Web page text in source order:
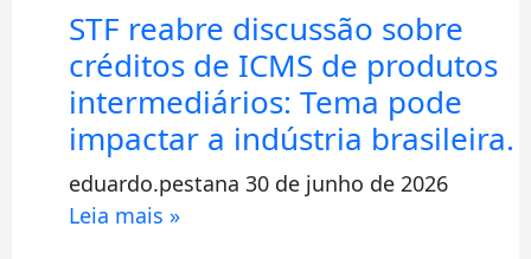
STF reabre discussão sobre
créditos de ICMS de produtos
intermediários: Tema pode
impactar a indústria brasileira.
eduardo.pestana 30 de junho de 2026
Leia mais »